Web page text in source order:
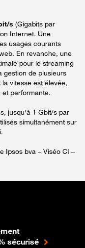
s (Gigabits par
Internet. Une
usages courants
En revanche, une
pour le streaming
gestion de plusieurs
vitesse est élevée,
et performante.
jusqu’à 1 Gbit/s par
simultanément sur
Ipsos bva – Viséo CI –
sécurisé